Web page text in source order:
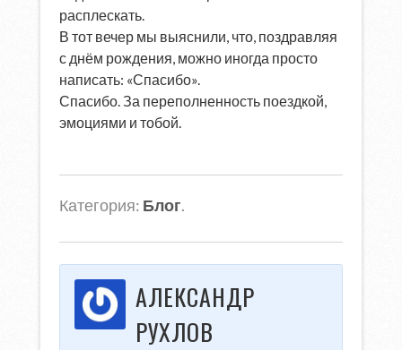
расплескать.
В тот вечер мы выяснили, что, поздравляя
с днём рождения, можно иногда просто
написать: «Спасибо».
Спасибо. За переполненность поездкой,
эмоциями и тобой.
Категория: Блог.
АЛЕКСАНДР
РУХЛОВ